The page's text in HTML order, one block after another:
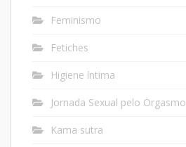
Feminismo
Fetiches
Higiene íntima
Jornada Sexual pelo Orgasmo
Kama sutra